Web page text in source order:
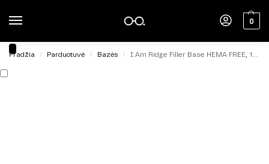
0
Pradžia / Parduotuvė / Bazės / I.Am Ridge Filler Base HEMA FREE, 15 ml.